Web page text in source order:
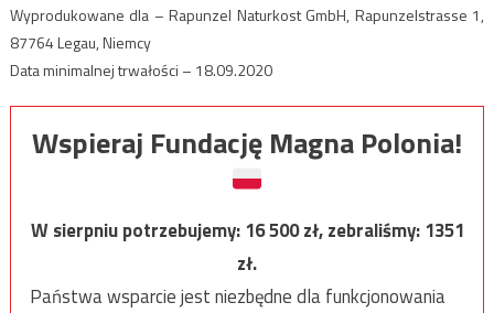
Wyprodukowane dla – Rapunzel Naturkost GmbH, Rapunzelstrasse 1,
87764 Legau, Niemcy
Data minimalnej trwałości – 18.09.2020
Wspieraj Fundację Magna Polonia!
W sierpniu potrzebujemy:16 500zł, zebraliśmy:1351
zł.
Państwa wsparcie jest niezbędne dla funkcjonowania